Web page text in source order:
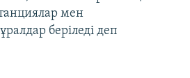
мен
беріледі деп